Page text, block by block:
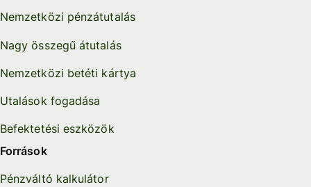
Nemzetközi pénzátutalás
Nagy összegű átutalás
Nemzetközi betéti kártya
Utalások fogadása
Befektetési eszközök
Források
Pénzváltó kalkulátor